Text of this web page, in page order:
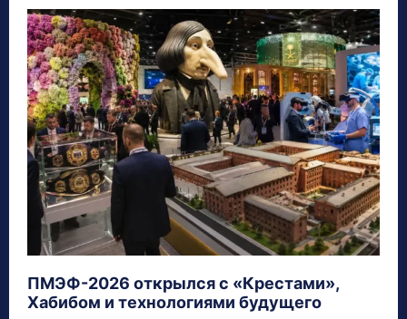
ПМЭФ-2026 открылся с «Крестами»,
Хабибом и технологиями будущего